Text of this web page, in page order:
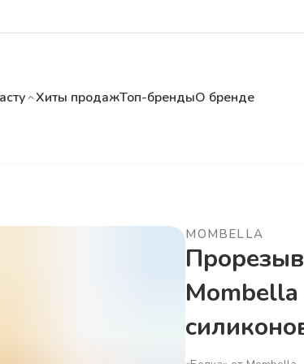
Хиты продажТоп-брендыО бренде
MOMBELLA
Mombella